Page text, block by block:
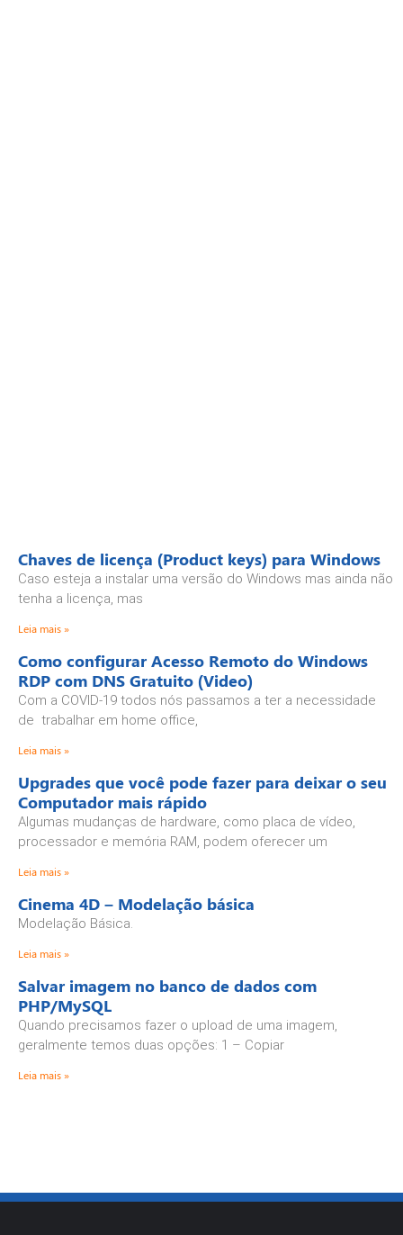
Chaves de licença (Product keys) para Windows
Caso esteja a instalar uma versão do Windows mas ainda não
tenha a licença, mas
Leia mais »
Como configurar Acesso Remoto do Windows
RDP com DNS Gratuito (Video)
Com a COVID-19 todos nós passamos a ter a necessidade
de trabalhar em home office,
Leia mais »
Upgrades que você pode fazer para deixar o seu
Computador mais rápido
Algumas mudanças de hardware, como placa de vídeo,
processador e memória RAM, podem oferecer um
Leia mais »
Cinema 4D – Modelação básica
Modelação Básica.
Leia mais »
Salvar imagem no banco de dados com
PHP/MySQL
Quando precisamos fazer o upload de uma imagem,
geralmente temos duas opções: 1 – Copiar
Leia mais »